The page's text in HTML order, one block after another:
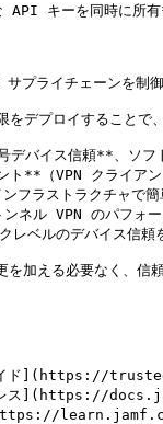
API キーを同時に
プライチェーンを制
プロイすることで
バイス信頼**、ソフ
**（VPN クライアン
ラストラクチャで
ル VPN のパフォー
ベルのデバイス信
を加える必要なく、
ガイド](https://
ドレス](https://
](https://